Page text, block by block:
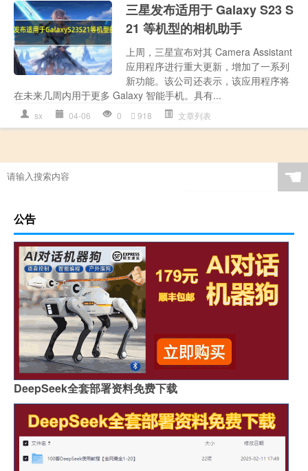
三星发布适用于 Galaxy S23 S
21 等机型的相机助手
上周，三星宣布对其 Camera Assistant
应用程序进行重大更新，增加了一系列
新功能。该公司还表示，该应用程序将
在未来几周内用于更多 Galaxy 智能手机。具有...
sx 04-06 0 918 文章列表
☚
公告
DeepSeek全套部署资料免费下载